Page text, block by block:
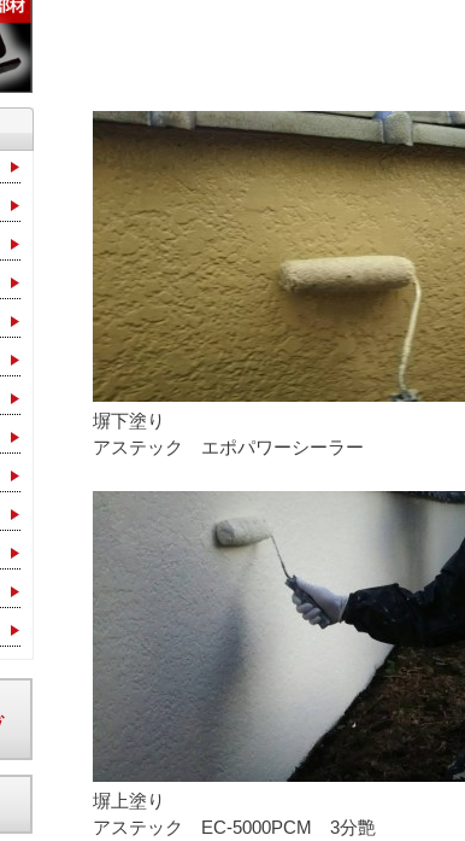
塀下塗り
アステック エポパワーシーラー
塀上塗り
アステック EC-5000PCM 3分艶